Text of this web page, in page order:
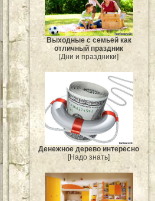
Выходные с семьей как
отличный праздник
[Дни и праздники]
Денежное дерево интересно
[Надо знать]